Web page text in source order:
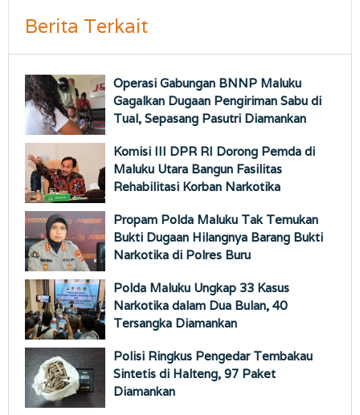
Berita Terkait
Operasi Gabungan BNNP Maluku
Gagalkan Dugaan Pengiriman Sabu di
Tual, Sepasang Pasutri Diamankan
Komisi III DPR RI Dorong Pemda di
Maluku Utara Bangun Fasilitas
Rehabilitasi Korban Narkotika
Propam Polda Maluku Tak Temukan
Bukti Dugaan Hilangnya Barang Bukti
Narkotika di Polres Buru
Polda Maluku Ungkap 33 Kasus
Narkotika dalam Dua Bulan, 40
Tersangka Diamankan
Polisi Ringkus Pengedar Tembakau
Sintetis di Halteng, 97 Paket
Diamankan